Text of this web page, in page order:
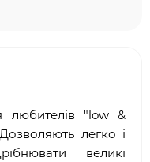
любителів "low &
легко і
великі